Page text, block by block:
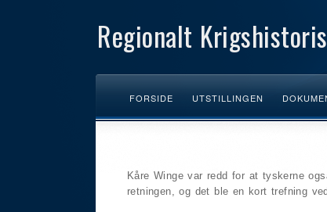
Regionalt
FORSIDE UTSTILLINGEN
Kåre Winge var redd for at tyskerne
retningen, og det ble en kort trefning